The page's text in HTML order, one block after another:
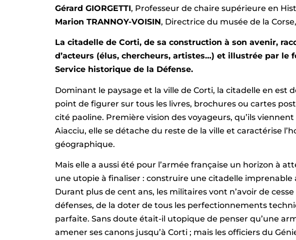
Gérard GIORGETTI, Professeur de chaire supérieure en
Marion TRANNOY-VOISIN, Directrice du musée de la
La citadelle de Corti, de sa construction à son avenir,
d’acteurs (élus, chercheurs, artistes…) et illustrée par le
Service historique de la Défense.
Dominant le paysage et la ville de Corti, la citadelle en est
point de figurer sur tous les livres, brochures ou cartes
cité paoline. Première vision des voyageurs, qu’ils
Aiacciu, elle se détache du reste de la ville et caractérise
géographique.
Mais elle a aussi été pour l’armée française un horizon à
une utopie à finaliser : construire une citadelle imprenable
Durant plus de cent ans, les militaires vont n’avoir de cesse
défenses, de la doter de tous les perfectionnements
parfaite. Sans doute était-il utopique de penser qu’une
amener ses canons jusqu’à Corti ; mais les officiers du